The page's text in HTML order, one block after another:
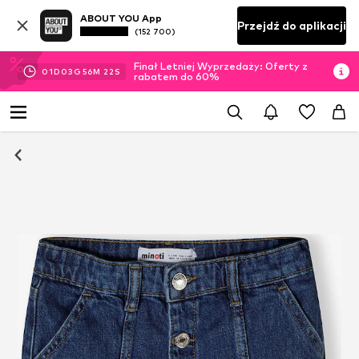
ABOUT YOU App
(152 700) Przejdź do aplikacji
01D 03 G 56M 21 S
Finał Letniej Wyprzedaży: Oferty z
rabatem do 60%